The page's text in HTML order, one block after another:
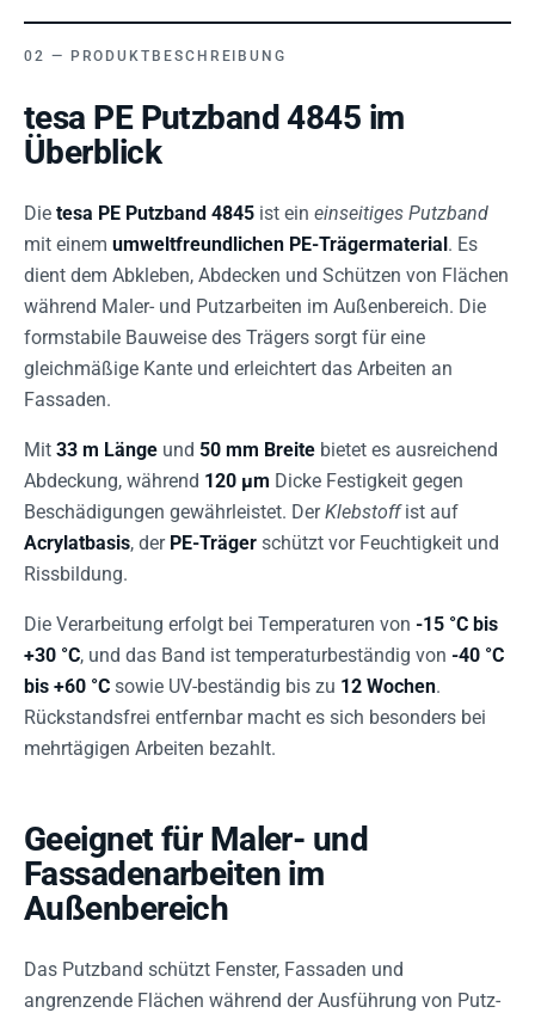
PRODUKTBESCHREIBUNG
tesa PE Putzband 4845 im
Überblick
Die tesa PE Putzband 4845 ist ein einseitiges Putzband
mit einem umweltfreundlichen PE-Trägermaterial. Es
dient dem Abkleben, Abdecken und Schützen von Flächen
während Maler- und Putzarbeiten im Außenbereich. Die
formstabile Bauweise des Trägers sorgt für eine
gleichmäßige Kante und erleichtert das Arbeiten an
Fassaden.
Mit 33 m Länge und 50 mm Breite bietet es ausreichend
Abdeckung, während 120 µm Dicke Festigkeit gegen
Beschädigungen gewährleistet. DerKlebstoffist auf
Acrylatbasis, der PE-Träger schützt vor Feuchtigkeit und
Rissbildung.
Die Verarbeitung erfolgt bei Temperaturen von -15 °C bis
+30 °C, und das Band ist temperaturbeständig von -40 °C
bis +60 °C sowie UV-beständig bis zu 12 Wochen.
Rückstandsfrei entfernbar macht es sich besonders bei
mehrtägigen Arbeiten bezahlt.
Geeignet für Maler- und
Fassadenarbeiten im
Außenbereich
Das Putzband schützt Fenster, Fassaden und
angrenzende Flächen während der Ausführung von Putz-